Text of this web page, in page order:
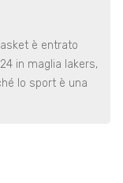
è entrato
in maglia lakers,
lo sport è una